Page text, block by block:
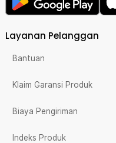
Layanan Pelanggan
Bantuan
Klaim Garansi Produk
Biaya Pengiriman
Indeks Produk